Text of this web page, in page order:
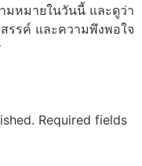
มหมายในวันนี้ และดูว่า
รรค์ และความพึงพอใจ
Required fields